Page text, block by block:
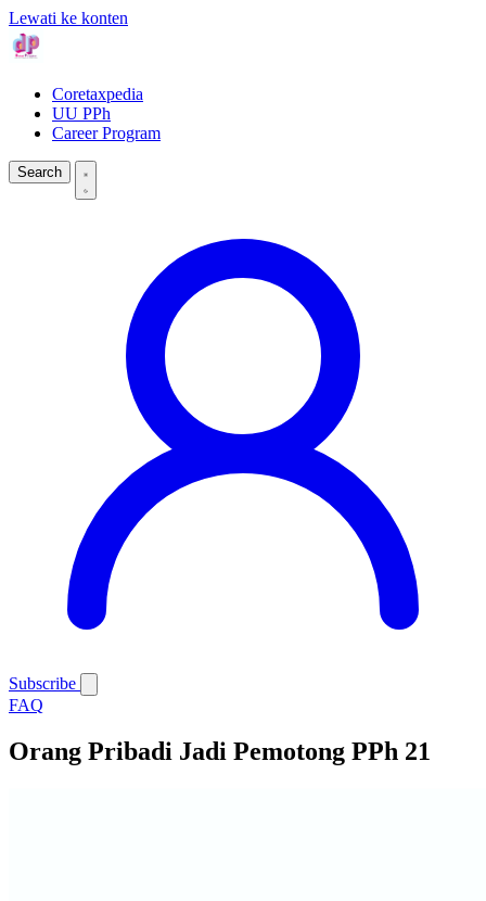
Lewati ke konten
Coretaxpedia
UU PPh
Career Program
Search
Subscribe
FAQ
Orang Pribadi Jadi Pemotong PPh 21